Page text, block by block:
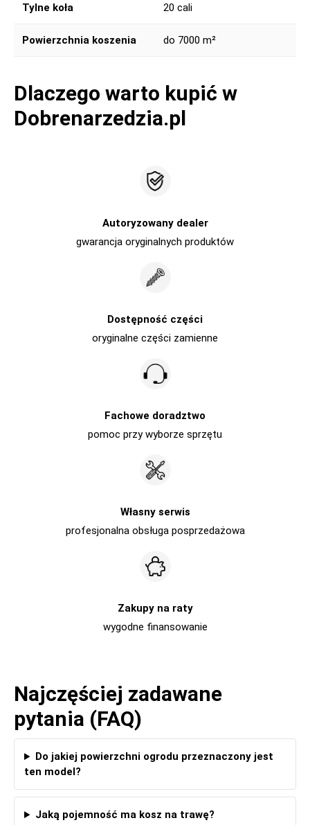
Tylne koła 20 cali
Powierzchnia koszenia do 7000 m²
Dlaczego warto kupić w
Dobrenarzedzia.pl
Autoryzowany dealer
gwarancja oryginalnych produktów
Dostępność części
oryginalne części zamienne
Fachowe doradztwo
pomoc przy wyborze sprzętu
Własny serwis
profesjonalna obsługa posprzedażowa
Zakupy na raty
wygodne finansowanie
Najczęściej zadawane
pytania (FAQ)
Do jakiej powierzchni ogrodu przeznaczony jest
ten model?
Jaką pojemność ma kosz na trawę?